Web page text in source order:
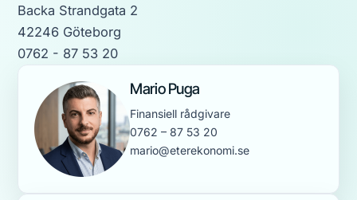
Backa Strandgata 2
42246 Göteborg
0762 - 87 53 20
Mario Puga
Finansiell rådgivare
0762 – 87 53 20
mario@eterekonomi.se